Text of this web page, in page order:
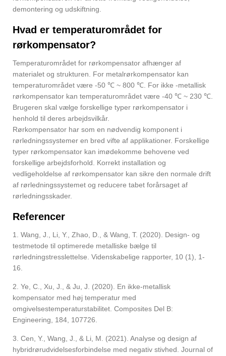
demontering og udskiftning.
Hvad er temperaturområdet for
rørkompensator?
Temperaturområdet for rørkompensator afhænger af
materialet og strukturen. For metalrørkompensator kan
temperaturområdet være -50 ℃ ~ 800 ℃. For ikke -metallisk
rørkompensator kan temperaturområdet være -40 ℃ ~ 230 ℃.
Brugeren skal vælge forskellige typer rørkompensator i
henhold til deres arbejdsvilkår.
Rørkompensator har som en nødvendig komponent i
rørledningssystemer en bred vifte af applikationer. Forskellige
typer rørkompensator kan imødekomme behovene ved
forskellige arbejdsforhold. Korrekt installation og
vedligeholdelse af rørkompensator kan sikre den normale drift
af rørledningssystemet og reducere tabet forårsaget af
rørledningsskader.
Referencer
1. Wang, J., Li, Y., Zhao, D., & Wang, T. (2020). Design- og
testmetode til optimerede metalliske bælge til
rørledningstresslettelse. Videnskabelige rapporter, 10 (1), 1-
16.
2. Ye, C., Xu, J., & Ju, J. (2020). En ikke-metallisk
kompensator med høj temperatur med
omgivelsestemperaturstabilitet. Composites Del B:
Engineering, 184, 107726.
3. Cen, Y., Wang, J., & Li, M. (2021). Analyse og design af
hybridrørudvidelsesforbindelse med negativ stivhed. Journal of